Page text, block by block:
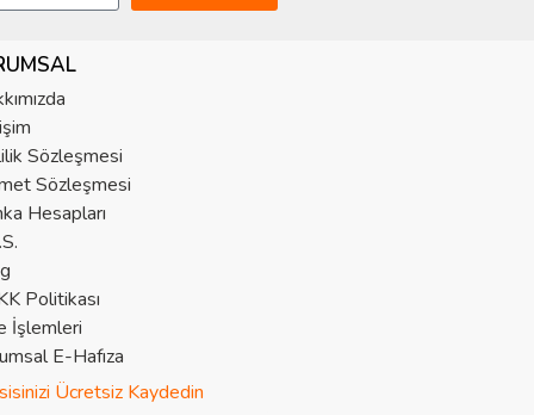
Sözleşmesi
Sözleşmesi
Hesapları
Politikası
İşlemleri
E-Hafıza
Ücretsiz Kaydedin